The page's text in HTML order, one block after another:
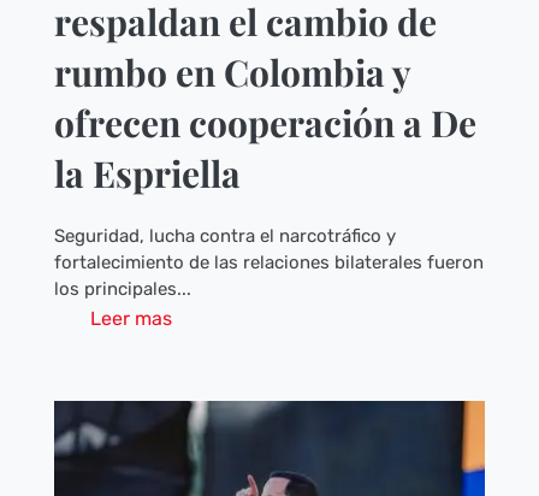
respaldan el cambio de
rumbo en Colombia y
ofrecen cooperación a De
la Espriella
Seguridad, lucha contra el narcotráfico y
fortalecimiento de las relaciones bilaterales fueron
los principales...
Leer mas